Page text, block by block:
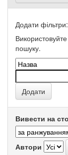
Додати фільтри:
пошуку.
Вивести на
Автори